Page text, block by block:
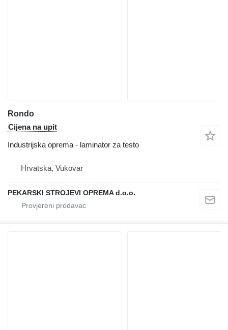
Rondo
Cijena na upit
Industrijska oprema - laminator za testo
Hrvatska, Vukovar
PEKARSKI STROJEVI OPREMA d.o.o.